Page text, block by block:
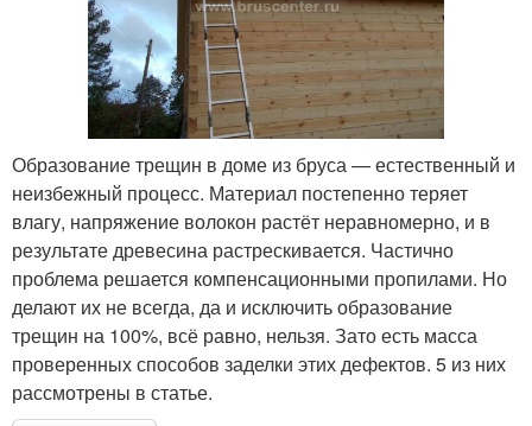
Образование трещин в доме из бруса — естественный и
неизбежный процесс. Материал постепенно теряет
влагу, напряжение волокон растёт неравномерно, и в
результате древесина растрескивается. Частично
проблема решается компенсационными пропилами. Но
делают их не всегда, да и исключить образование
трещин на 100%, всё равно, нельзя. Зато есть масса
проверенных способов заделки этих дефектов. 5 из них
рассмотрены в статье.